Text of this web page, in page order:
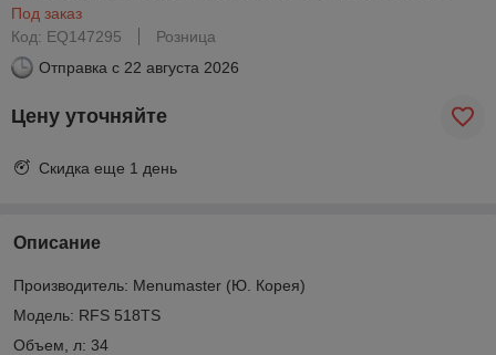
Под заказ
Код: EQ147295
Розница
Отправка с 22 августа 2026
Цену уточняйте
Скидка еще 1 день
Описание
Производитель: Menumaster (Ю. Корея)
Модель: RFS 518TS
Объем, л: 34